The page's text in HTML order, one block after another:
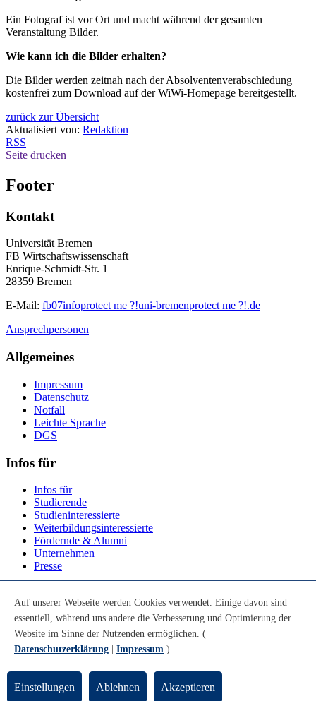
Ein Fotograf ist vor Ort und macht während der gesamten
Veranstaltung Bilder.
Wie kann ich die Bilder erhalten?
Die Bilder werden zeitnah nach der Absolventenverabschiedung
kostenfrei zum Download auf der WiWi-Homepage bereitgestellt.
zurück zur Übersicht
Aktualisiert von: Redaktion
RSS
Seite drucken
Footer
Kontakt
Universität Bremen
FB Wirtschaftswissenschaft
Enrique-Schmidt-Str. 1
28359 Bremen
E-Mail: fb07infoprotect me ?!uni-bremenprotect me ?!.de
Ansprechpersonen
Allgemeines
Impressum
Datenschutz
Notfall
Leichte Sprache
DGS
Infos für
Infos für
Studierende
Studieninteressierte
Weiterbildungsinteressierte
Fördernde & Alumni
Unternehmen
Presse
Youtube
Instagram
LinkedIn
© Universität Bremen 2026
Auf unserer Webseite werden Cookies verwendet. Einige davon sind
essentiell, während uns andere die Verbesserung und Optimierung der
Website im Sinne der Nutzenden ermöglichen. (
Datenschutzerklärung
Impressum )
Einstellungen Ablehnen Akzeptieren